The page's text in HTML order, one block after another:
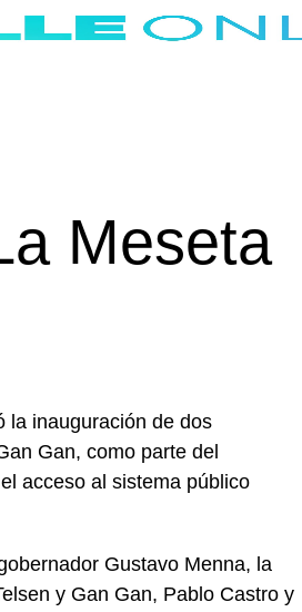
Meseta
la inauguración de dos
Gan, como parte del
acceso al sistema público
Gustavo Menna, la
y Gan Gan, Pablo Castro y